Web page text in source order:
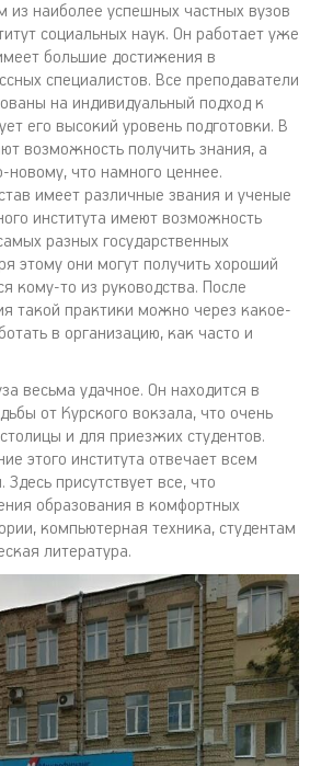
из наиболее успешных частных вузов
социальных наук. Он работает уже
большие достижения в
специалистов. Все преподаватели
на индивидуальный подход к
его высокий уровень подготовки. В
возможность получить знания, а
новому, что намного ценнее.
имеет различные звания и ученые
института имеют возможность
разных государственных
этому они могут получить хороший
кому-то из руководства. После
такой практики можно через какое-
в организацию, как часто и
весьма удачное. Он находится в
от Курского вокзала, что очень
и для приезжих студентов.
этого института отвечает всем
присутствует все, что
образования в комфортных
компьютерная техника, студентам
литература.